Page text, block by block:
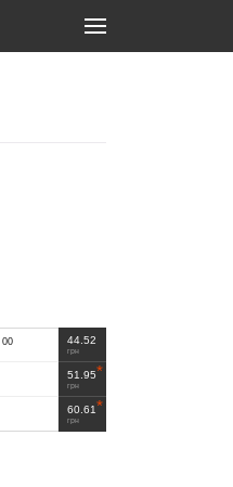
44.52
грн
00
51.95
грн
60.61
грн